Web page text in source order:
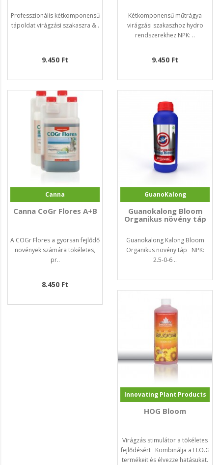
Professzionális kétkomponensű
tápoldat virágzási szakaszra &..
9.450 Ft
Kétkomponensű műtrágya
virágzási szakaszhoz hydro
rendszerekhez NPK: ..
9.450 Ft
Canna
Canna CoGr Flores A+B
A COGr Flores a gyorsan fejlődő
növények számára tökéletes,
pr..
8.450 Ft
GuanoKalong
Guanokalong Bloom
Organikus növény táp
Guanokalong Kalong Bloom
Organikus növény táp NPK:
2.5-0-6 ..
Innovating Plant Products
HOG Bloom
Virágzás stimulátor a tökéletes
fejlődésért Kombinálja a H.O.G
termékeit és élvezze hatásukat.